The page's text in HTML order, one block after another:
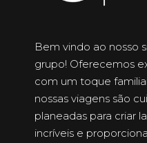
Bem vindo ao nosso
grupo! Oferecemos
com um toque
nossas viagens são
planeadas para criar
incríveis e